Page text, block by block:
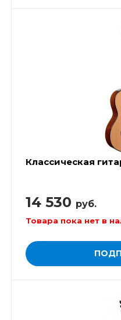
Классическая
14 530 руб.
Товара пока нет в